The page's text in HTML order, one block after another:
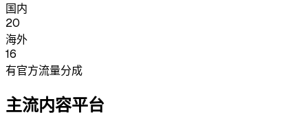
国内
20
海外
16
有官方流量分成
主流内容平台